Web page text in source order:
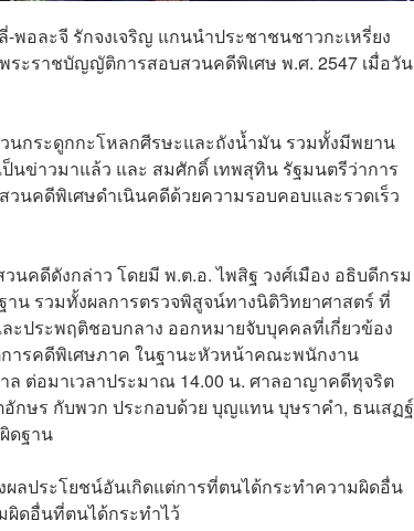
อละจี รักจงเจริญ แกนนำประชาชนชาวกะเหรี่ยง
ะราชบัญญัติการสอบสวนคดีพิเศษ พ.ศ. 2547 เมื่อวัน
กระดูกกะโหลกศีรษะและถังน้ำมัน รวมทั้งมีพยาน
นข่าวมาแล้ว และ สมศักดิ์ เทพสุทิน รัฐมนตรีว่าการ
นคดีพิเศษดำเนินคดีด้วยความรอบคอบและรวดเร็ว
คดีดังกล่าว โดยมี พ.ต.อ. ไพสิฐ วงศ์เมือง อธิบดีกรม
น รวมทั้งผลการตรวจพิสูจน์ทางนิติวิทยาศาสตร์ ที่
ประพฤติชอบกลาง ออกหมายจับบุคคลที่เกี่ยวข้อง
ารคดีพิเศษภาค ในฐานะหัวหน้าคณะพนักงาน
ล ต่อมาเวลาประมาณ 14.00 น. ศาลอาญาคดีทุจริต
ษร กับพวก ประกอบด้วย บุญแทน บุษราคำ, ธนเสฏฐ์
ดฐาน
ผลประโยชน์อันเกิดแต่การที่ตนได้กระทำความผิดอื่น
ผิดอื่นที่ตนได้กระทำไว้